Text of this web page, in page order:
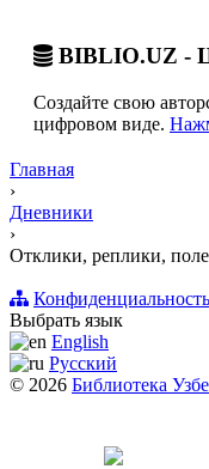
BIBLIO.UZ -
Создайте свою
цифровом виде.
Главная
›
Дневники
›
Отклики, реплики,
Конфиденциальность
Выбрать язык
English
Русский
© 2026 Библиотека